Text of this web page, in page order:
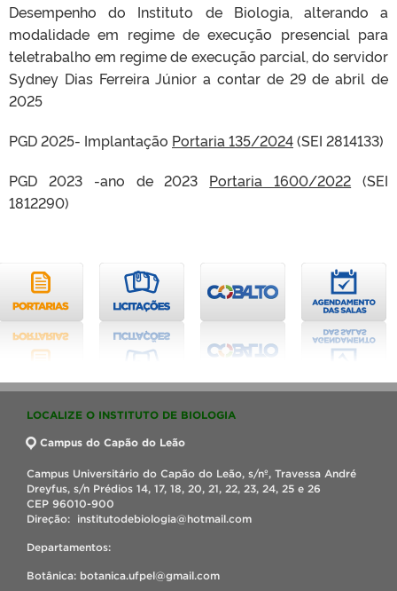
Desempenho do Instituto de Biologia, alterando a
modalidade em regime de execução presencial para
teletrabalho em regime de execução parcial, do servidor
Sydney Dias Ferreira Júnior a contar de 29 de abril de
2025
PGD 2025- Implantação Portaria 135/2024(SEI 2814133)
PGD 2023 -ano de 2023 Portaria 1600/2022 (SEI
1812290)
LOCALIZE O INSTITUTO DE BIOLOGIA
Campus do Capão do Leão
Campus Universitário do Capão do Leão, s/nº, Travessa André
Dreyfus, s/n Prédios 14, 17, 18, 20, 21, 22, 23, 24, 25 e 26
CEP 96010-900
Direção: institutodebiologia@hotmail.com
Departamentos:
Botânica: botanica.ufpel@gmail.com